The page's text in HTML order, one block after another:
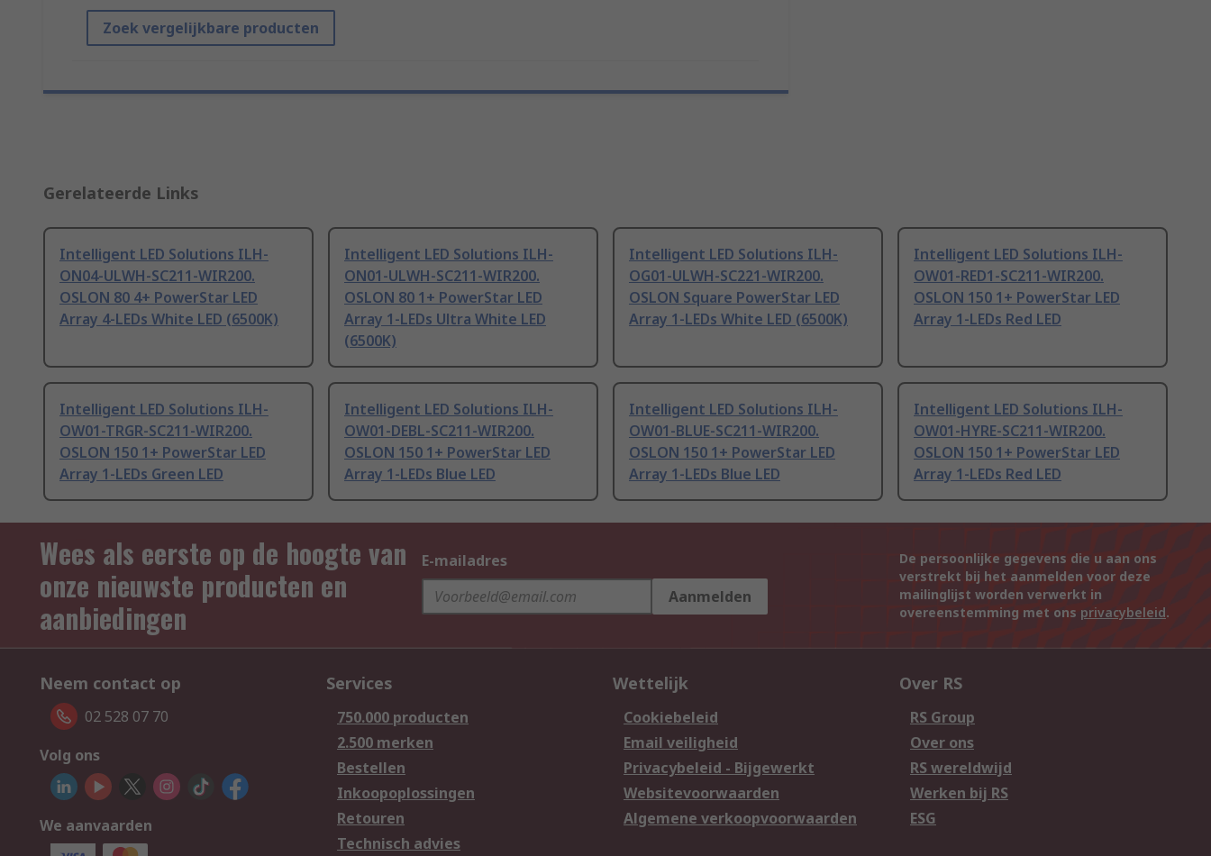
Zoek vergelijkbare producten
Gerelateerde Links
Intelligent LED Solutions ILH-
ON04-ULWH-SC211-WIR200.
OSLON 80 4+ PowerStar LED
Array 4-LEDs White LED (6500K)
Intelligent LED Solutions ILH-
ON01-ULWH-SC211-WIR200.
OSLON 80 1+ PowerStar LED
Array 1-LEDs Ultra White LED
(6500K)
Intelligent LED Solutions ILH-
OG01-ULWH-SC221-WIR200.
OSLON Square PowerStar LED
Array 1-LEDs White LED (6500K)
Intelligent LED Solutions ILH-
OW01-RED1-SC211-WIR200.
OSLON 150 1+ PowerStar LED
Array 1-LEDs Red LED
Intelligent LED Solutions ILH-
OW01-TRGR-SC211-WIR200.
OSLON 150 1+ PowerStar LED
Array 1-LEDs Green LED
Intelligent LED Solutions ILH-
OW01-DEBL-SC211-WIR200.
OSLON 150 1+ PowerStar LED
Array 1-LEDs Blue LED
Intelligent LED Solutions ILH-
OW01-BLUE-SC211-WIR200.
OSLON 150 1+ PowerStar LED
Array 1-LEDs Blue LED
Intelligent LED Solutions ILH-
OW01-HYRE-SC211-WIR200.
OSLON 150 1+ PowerStar LED
Array 1-LEDs Red LED
Wees als eerste op de hoogte van
onze nieuwste producten en
aanbiedingen
E-mailadres
Aanmelden
De persoonlijke gegevens die u aan ons
verstrekt bij het aanmelden voor deze
mailinglijst worden verwerkt in
overeenstemming met ons privacybeleid.
Neem contact op
02 528 07 70
Volg ons
We aanvaarden
Services
750.000 producten
2.500 merken
Bestellen
Inkoopoplossingen
Retouren
Technisch advies
Wettelijk
Cookiebeleid
Email veiligheid
Privacybeleid - Bijgewerkt
Websitevoorwaarden
Algemene verkoopvoorwaarden
Over RS
RS Group
Over ons
RS wereldwijd
Werken bij RS
ESG